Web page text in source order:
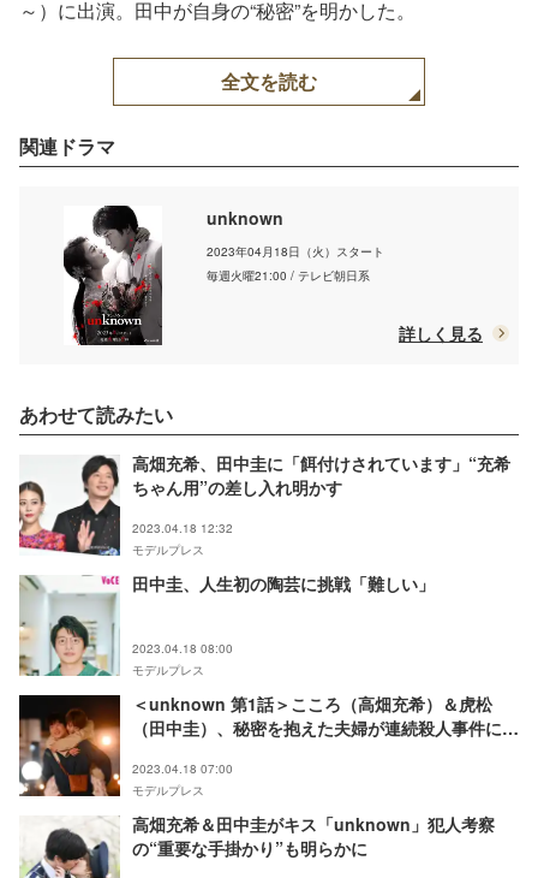
～）に出演。田中が自身の“秘密”を明かした。
全文を読む
関連ドラマ
unknown
2023年04月18日（火）スタート
毎週火曜21:00 / テレビ朝日系
詳しく見る
あわせて読みたい
高畑充希、田中圭に「餌付けされています」“充希
ちゃん用”の差し入れ明かす
2023.04.18 12:32
モデルプレス
田中圭、人生初の陶芸に挑戦「難しい」
2023.04.18 08:00
モデルプレス
＜unknown 第1話＞こころ（高畑充希）＆虎松
（田中圭）、秘密を抱えた夫婦が連続殺人事件に巻
2023.04.18 07:00
モデルプレス
高畑充希＆田中圭がキス「unknown」犯人考察
の“重要な手掛かり”も明らかに